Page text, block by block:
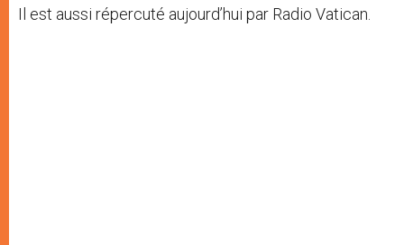
Il est aussi répercuté aujourd’hui par Radio Vatican.